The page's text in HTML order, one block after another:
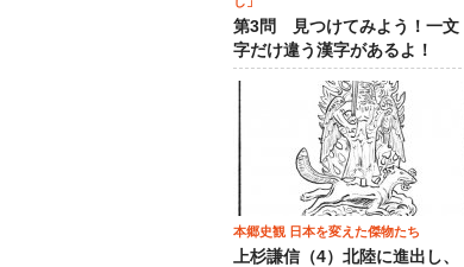
第3問 見つけてみよう！一文
字だけ違う漢字があるよ！
本郷史観 日本を変えた傑物たち
上杉謙信（4）北陸に進出し、